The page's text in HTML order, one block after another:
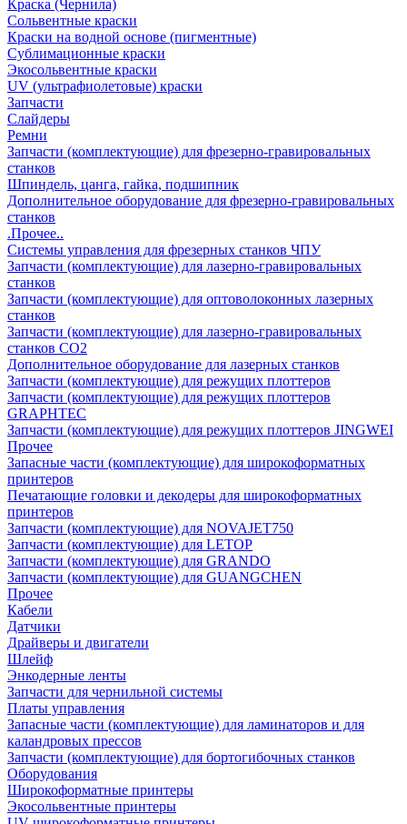
Краска (Чернила)
Сольвентные краски
Краски на водной основе (пигментные)
Сублимационные краски
Экосольвентные краски
UV (ультрафиолетовые) краски
Запчасти
Слайдеры
Ремни
Запчасти (комплектующие) для фрезерно-гравировальных
станков
Шпиндель, цанга, гайка, подшипник
Дополнительное оборудование для фрезерно-гравировальных
станков
.Прочее..
Системы управления для фрезерных станков ЧПУ
Запчасти (комплектующие) для лазерно-гравировальных
станков
Запчасти (комплектующие) для оптоволоконных лазерных
станков
Запчасти (комплектующие) для лазерно-гравировальных
станков CO2
Дополнительное оборудование для лазерных станков
Запчасти (комплектующие) для режущих плоттеров
Запчасти (комплектующие) для режущих плоттеров
GRAPHTEC
Запчасти (комплектующие) для режущих плоттеров JINGWEI
Прочее
Запасные части (комплектующие) для широкоформатных
принтеров
Печатающие головки и декодеры для широкоформатных
принтеров
Запчасти (комплектующие) для NOVAJET750
Запчасти (комплектующие) для LETOP
Запчасти (комплектующие) для GRANDO
Запчасти (комплектующие) для GUANGCHEN
Прочее
Кабели
Датчики
Драйверы и двигатели
Шлейф
Энкодерные ленты
Запчасти для чернильной системы
Платы управления
Запасные части (комплектующие) для ламинаторов и для
каландровых прессов
Запчасти (комплектующие) для бортогибочных станков
Оборудования
Широкоформатные принтеры
Экосольвентные принтеры